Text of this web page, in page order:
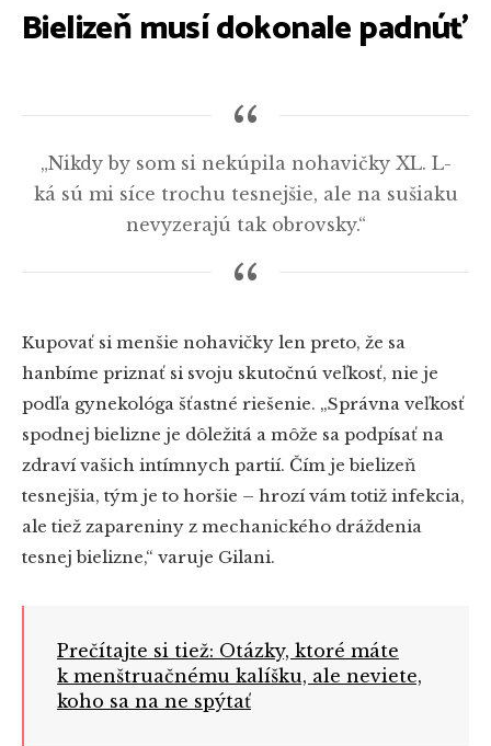
Bielizeň musí dokonale padnúť
„Nikdy by som si nekúpila nohavičky XL. L-
ká sú mi síce trochu tesnejšie, ale na sušiaku
nevyzerajú tak obrovsky.“
Kupovať si menšie nohavičky len preto, že sa
hanbíme priznať si svoju skutočnú veľkosť, nie je
podľa gynekológa šťastné riešenie. „Správna veľkosť
spodnej bielizne je dôležitá a môže sa podpísať na
zdraví vašich intímnych partií. Čím je bielizeň
tesnejšia, tým je to horšie – hrozí vám totiž infekcia,
ale tiež zapareniny z mechanického dráždenia
tesnej bielizne,“ varuje Gilani.
Prečítajte si tiež: Otázky, ktoré máte
k menštruačnému kalíšku, ale neviete,
koho sa na ne spýtať